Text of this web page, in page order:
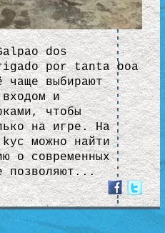
dos
por tanta boa
выбирают
и
чтобы
на игре. На
можно найти
о современных
позволяют...